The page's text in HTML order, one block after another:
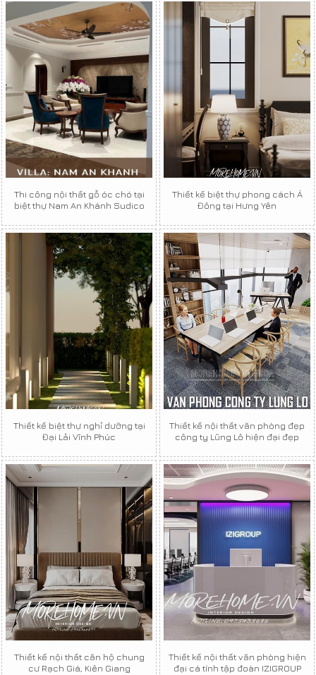
Thi công nội thất gỗ óc chó tại
biệt thự Nam An Khánh Sudico
Thiết kế biệt thự phong cách Á
Đông tại Hưng Yên
Thiết kế biệt thự nghỉ dưỡng tại
Đại Lải Vĩnh Phúc
Thiết kế nội thất văn phòng đẹp
công ty Lũng Lô hiện đại đẹp
Thiết kế nội thất căn hộ chung
cư Rạch Giá, Kiên Giang
Thiết kế nội thất văn phòng hiện
đại cá tính tập đoàn IZIGROUP